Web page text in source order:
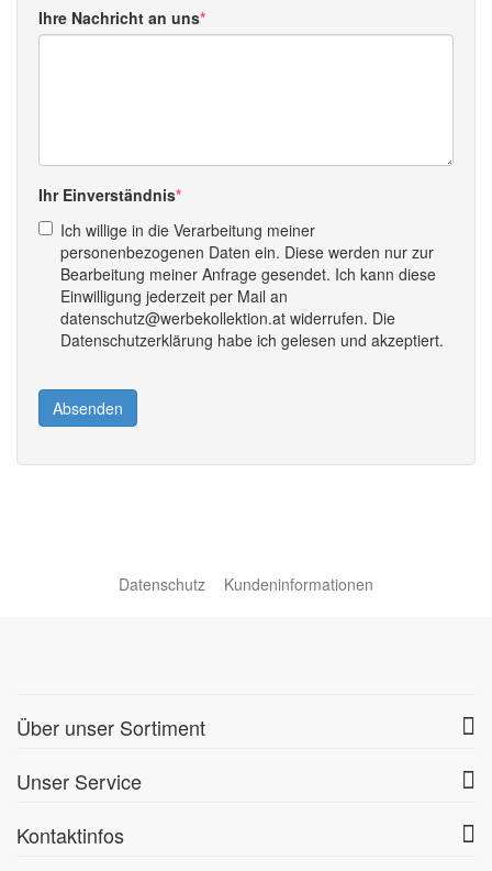
Ihre Nachricht an uns
Ihr Einverständnis
Ich willige in die Verarbeitung meiner
personenbezogenen Daten ein. Diese werden nur zur
Bearbeitung meiner Anfrage gesendet. Ich kann diese
Einwilligung jederzeit per Mail an
datenschutz@werbekollektion.at widerrufen. Die
Datenschutzerklärung habe ich gelesen und akzeptiert.
Absenden
Datenschutz Kundeninformationen
Über unser Sortiment
Unser Service
Kontaktinfos